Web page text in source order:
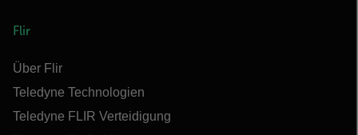
Flir
Über Flir
Teledyne Technologien
Teledyne FLIR Verteidigung